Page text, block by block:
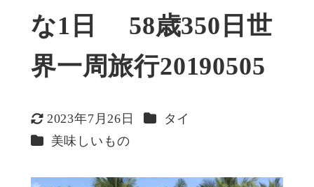
な1日 58歳350日世
界一周旅行20190505
更新日
2023年7月26日 カテゴリー
タイ
カテゴリー
美味しいもの